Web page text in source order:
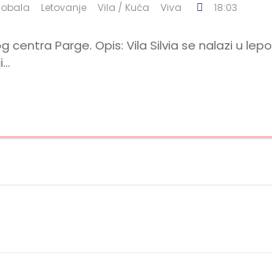
Letovanje Vila / Kuća Viva 18:03
centra Parge. Opis: Vila Silvia se nalazi u lepo